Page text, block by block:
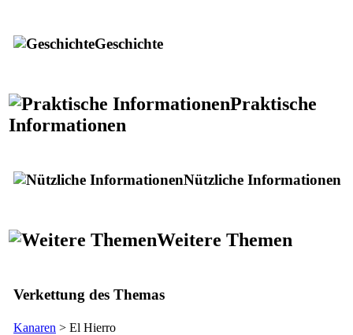
Geschichte
Praktische
Informationen
Nützliche Informationen
Weitere Themen
Verkettung des Themas
Kanaren > El Hierro